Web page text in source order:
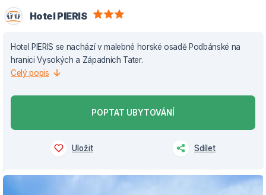
Hotel PIERIS
Hotel PIERIS se nachází v malebné horské osadě Podbánské na
hranici Vysokých a Západních Tater.
Celý popis
POPTAT UBYTOVÁNÍ
Uložit Sdílet